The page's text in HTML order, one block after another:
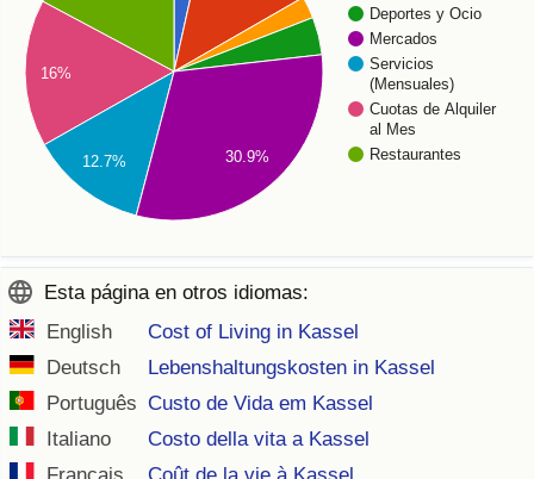
Deportes y Ocio
Mercados
Servicios
(Mensuales)
Cuotas de Alquiler
al Mes
Restaurantes
16%
12.7% 30.9%
Esta página en otros idiomas:
English
Cost of Living in Kassel
Deutsch
Lebenshaltungskosten in Kassel
Português Custo de Vida em Kassel
Italiano
Costo della vita a Kassel